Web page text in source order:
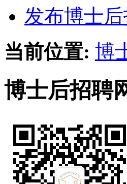
发布博士
当前位置: 博
博士后招聘